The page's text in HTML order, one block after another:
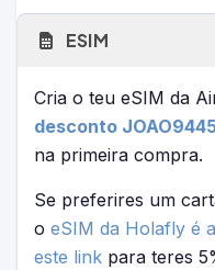
ESIM
Cria o teu eSIM da
desconto
na primeira compra.
Se preferires um
o eSIM da Holafly é
este link para teres